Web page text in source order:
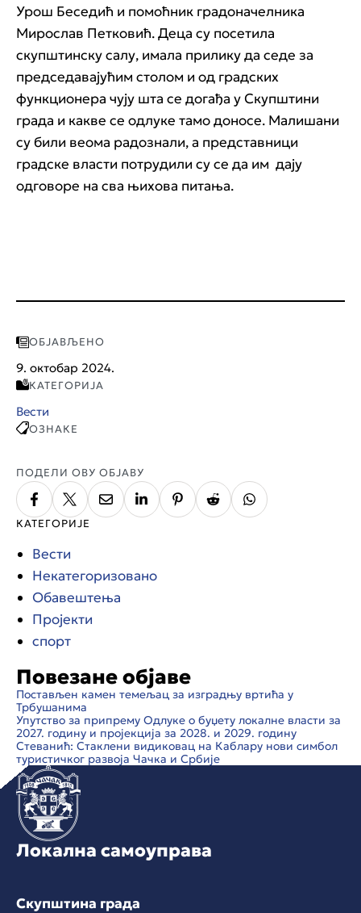
ПОДЕЛИ ОВУ ОБЈАВУ
КАТЕГОРИЈЕ
Вести
Некатегоризовано
Обавештења
Пројекти
спорт
Урош Беседић и помоћник градоначелника
Мирослав Петковић. Деца су посетила
скупштинску салу, имала прилику да седе за
председавајућим столом и од градских
функционера чују шта се догађа у Скупштини
града и какве се одлуке тамо доносе. Малишани
су били веома радознали, а представници
градске власти потрудили су се да им дају
одговоре на сва њихова питања.
ОБЈАВЉЕНО
9. октобар 2024.
КАТЕГОРИЈА
Вести
ОЗНАКЕ
Повезане објаве
Постављен камен темељац за изградњу вртића у
Трбушанима
Упутство за припрему Одлуке о буџету локалне власти за
2027. годину и пројекција за 2028. и 2029. годину
Стеванић: Стаклени видиковац на Каблару нови симбол
туристичког развоја Чачка и Србије
Локална самоуправа
Скупштина града